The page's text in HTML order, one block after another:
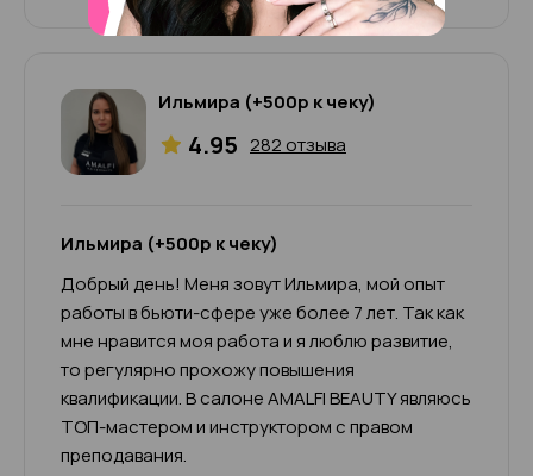
Ильмира (+500р к чеку)
4.95 282 отзыва
Ильмира (+500р к чеку)
Добрый день! Меня зовут Ильмира, мой опыт
работы в бьюти-сфере уже более 7 лет. Так как
мне нравится моя работа и я люблю развитие,
то регулярно прохожу повышения
квалификации. В салоне AMALFI BEAUTY являюсь
ТОП-мастером и инструктором с правом
преподавания.